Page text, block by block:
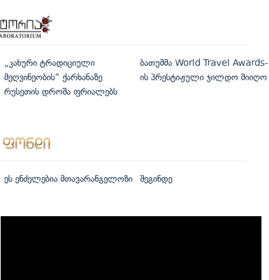
„კახური ტრადიციული
მეღვინეობის“ ქარხანაზე
რუსეთის დროშა ფრიალებს
ბათუმმა World Travel Awards-
ის პრესტიჟული ჯილდო მიიღო
ეს ენძელებია მთავარანგელოზი შეგინდე